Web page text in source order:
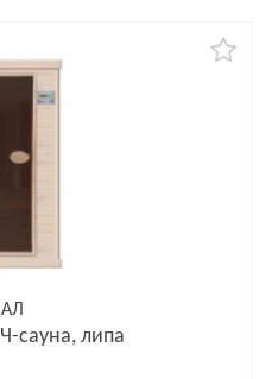
сауна, липа